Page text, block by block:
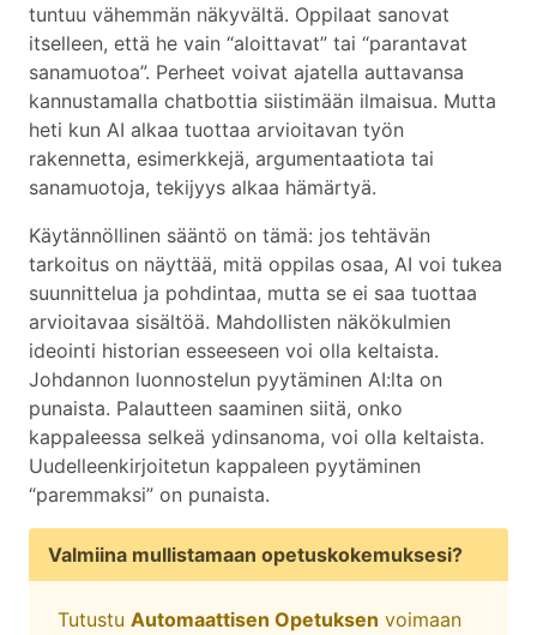
tuntuu vähemmän näkyvältä. Oppilaat sanovat
itselleen, että he vain “aloittavat” tai “parantavat
sanamuotoa”. Perheet voivat ajatella auttavansa
kannustamalla chatbottia siistimään ilmaisua. Mutta
heti kun AI alkaa tuottaa arvioitavan työn
rakennetta, esimerkkejä, argumentaatiota tai
sanamuotoja, tekijyys alkaa hämärtyä.
Käytännöllinen sääntö on tämä: jos tehtävän
tarkoitus on näyttää, mitä oppilas osaa, AI voi tukea
suunnittelua ja pohdintaa, mutta se ei saa tuottaa
arvioitavaa sisältöä. Mahdollisten näkökulmien
ideointi historian esseeseen voi olla keltaista.
Johdannon luonnostelun pyytäminen AI:lta on
punaista. Palautteen saaminen siitä, onko
kappaleessa selkeä ydinsanoma, voi olla keltaista.
Uudelleenkirjoitetun kappaleen pyytäminen
“paremmaksi” on punaista.
Valmiina mullistamaan opetuskokemuksesi?
Tutustu Automaattisen Opetuksen voimaan